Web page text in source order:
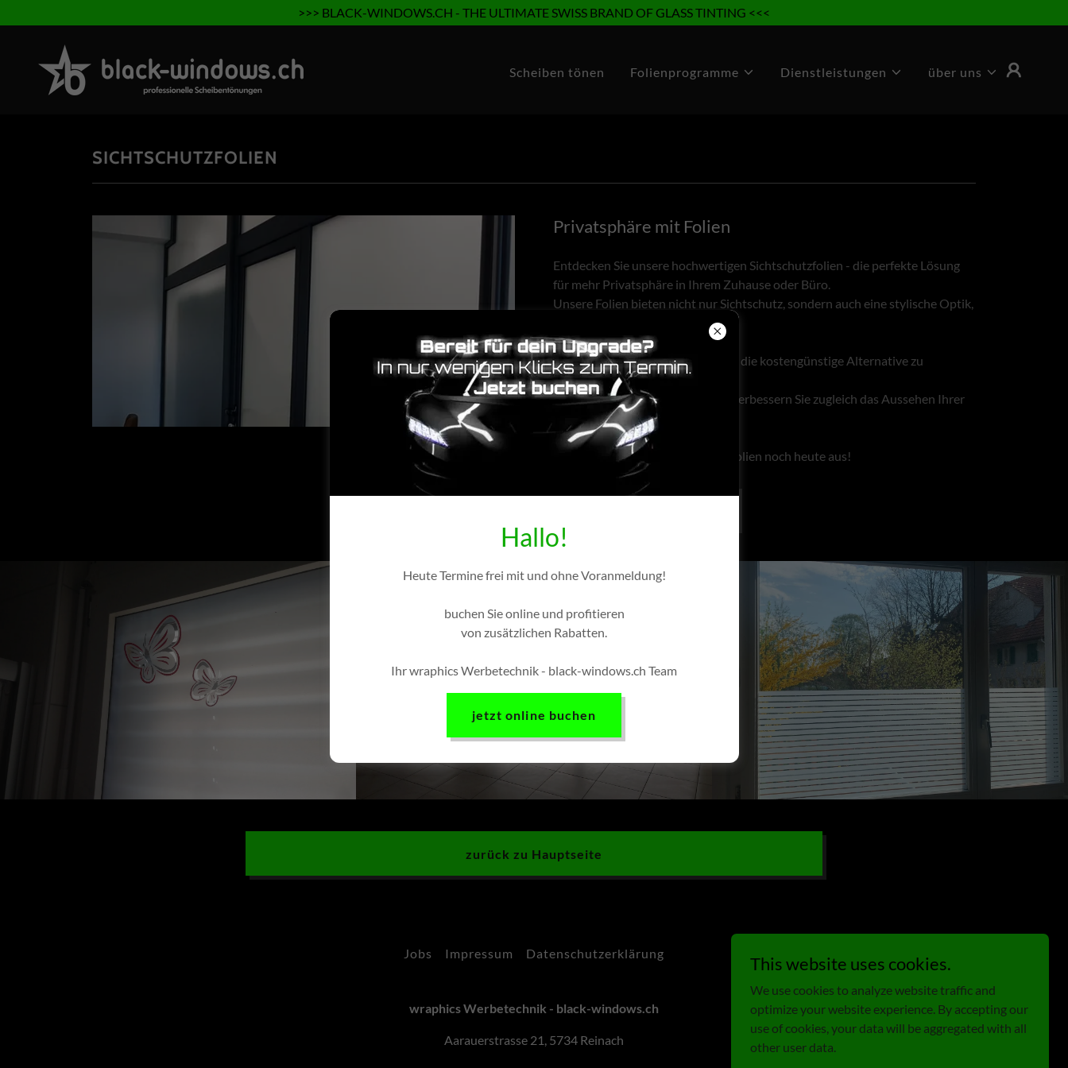
>>> BLACK-WINDOWS.CH - THE ULTIMATE SWISS BRAND OF GLASS TINTING <<<
Scheiben tönen Folienprogramme Dienstleistungen über uns
SICHTSCHUTZFOLIEN
Privatsphäre mit Folien
Entdecken Sie unsere hochwertigen Sichtschutzfolien - die perfekte Lösung
für mehr Privatsphäre in Ihrem Zuhause oder Büro.
Unsere Folien bieten nicht nur Sichtschutz, sondern auch eine stylische Optik,
die zu jeder Einrichtung passt.
Einfach anzubringen, sind sie auch die kostengünstige Alternative zu
blickdichten Fenstern oder Türen.
Schützen Sie Ihr Privatleben und verbessern Sie zugleich das Aussehen Ihrer
Räumlichkeiten.
Probieren Sie unsere Sichtschutzfolien noch heute aus!
zurück zu Hauptseite
Jobs Impressum Datenschutzerklärung
wraphics Werbetechnik - black-windows.ch
Aarauerstrasse 21, 5734 Reinach
Hallo!
Heute Termine frei mit und ohne Voranmeldung!
buchen Sie online und profitieren
von zusätzlichen Rabatten.
Ihr wraphics Werbetechnik - black-windows.ch Team
jetzt online buchen
This website uses cookies.
We use cookies to analyze website traffic and
optimize your website experience. By accepting our
use of cookies, your data will be aggregated with all
other user data.